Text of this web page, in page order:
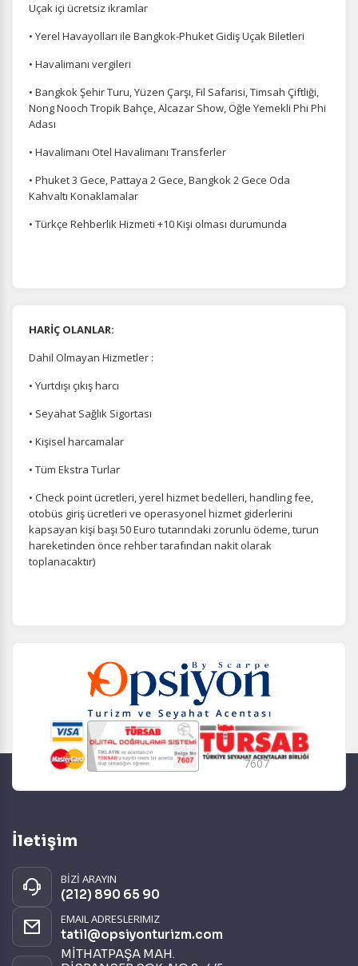
Uçak içi ücretsiz ikramlar
• Yerel Havayolları ile Bangkok-Phuket Gidiş Uçak Biletleri
• Havalimanı vergileri
• Bangkok Şehir Turu, Yüzen Çarşı, Fil Safarisi, Timsah Çiftliği,
Nong Nooch Tropik Bahçe, Alcazar Show, Öğle Yemekli Phi Phi
Adası
• Havalimanı Otel Havalimanı Transferler
• Phuket 3 Gece, Pattaya 2 Gece, Bangkok 2 Gece Oda
Kahvaltı Konaklamalar
• Türkçe Rehberlik Hizmeti +10 Kişi olması durumunda
HARİÇ OLANLAR:
Dahil Olmayan Hizmetler :
• Yurtdışı çıkış harcı
• Seyahat Sağlık Sigortası
• Kişisel harcamalar
• Tüm Ekstra Turlar
• Check point ücretleri, yerel hizmet bedelleri, handling fee,
otobüs giriş ücretleri ve operasyonel hizmet giderlerini
kapsayan kişi başı 50 Euro tutarındaki zorunlu ödeme, turun
hareketinden önce rehber tarafından nakit olarak
toplanacaktır)
7607
İletişim
BİZİ ARAYIN
(212) 890 65 90
EMAIL ADRESLERIMIZ
tatil@opsiyonturizm.com
MİTHATPAŞA MAH.